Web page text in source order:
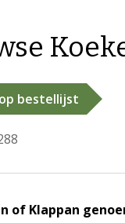
bestellijst
of Klappan